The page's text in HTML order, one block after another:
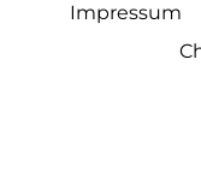
Impressum